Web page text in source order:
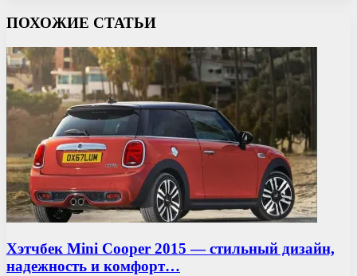
ПОХОЖИЕ СТАТЬИ
Хэтчбек Mini Cooper 2015 — стильный дизайн,
надежность и комфорт…